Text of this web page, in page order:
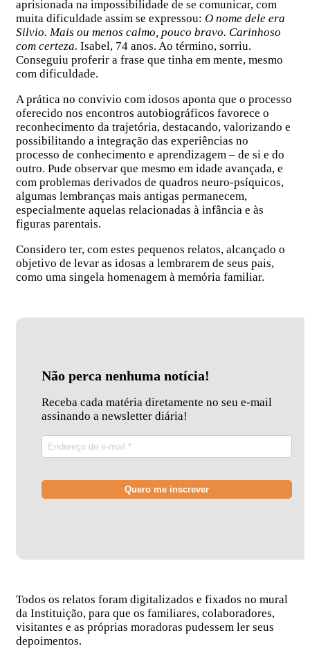
aprisionada na impossibilidade de se comunicar, com
muita dificuldade assim se expressou: O nome dele era
Silvio. Mais ou menos calmo, pouco bravo. Carinhoso
com certeza. Isabel, 74 anos. Ao término, sorriu.
Conseguiu proferir a frase que tinha em mente, mesmo
com dificuldade.
A prática no convivio com idosos aponta que o processo
oferecido nos encontros autobiográficos favorece o
reconhecimento da trajetória, destacando, valorizando e
possibilitando a integração das experiências no
processo de conhecimento e aprendizagem – de si e do
outro. Pude observar que mesmo em idade avançada, e
com problemas derivados de quadros neuro-psíquicos,
algumas lembranças mais antigas permanecem,
especialmente aquelas relacionadas à infância e às
figuras parentais.
Considero ter, com estes pequenos relatos, alcançado o
objetivo de levar as idosas a lembrarem de seus pais,
como uma singela homenagem à memória familiar.
Não perca nenhuma notícia!
Receba cada matéria diretamente no seu e-mail
assinando a newsletter diária!
Todos os relatos foram digitalizados e fixados no mural
da Instituição, para que os familiares, colaboradores,
visitantes e as próprias moradoras pudessem ler seus
depoimentos.